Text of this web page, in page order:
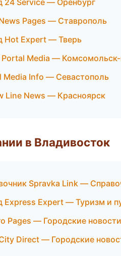
24 Service — Оренбург
Pages — Ставрополь
Hot Expert — Тверь
Media —
Media Info — Севастополь
Line News — Красноярск
в Владивосток
Spravka Link —
Express Expert — Туризм и
Pages — Городские
Direct — Городские